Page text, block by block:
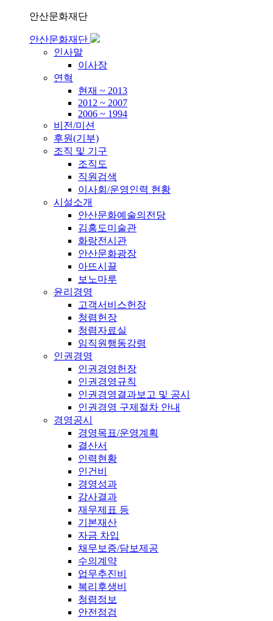
안산문화재단
안산문화재단
인사말
이사장
연혁
현재 ~ 2013
2012 ~ 2007
2006 ~ 1994
비전/미션
후원(기부)
조직 및 기구
조직도
직원검색
이사회/운영인력 현황
시설소개
안산문화예술의전당
김홍도미술관
화랑전시관
안산문화광장
아뜨시끌
보노마루
윤리경영
고객서비스헌장
청렴헌장
청렴자료실
임직원행동강령
인권경영
인권경영헌장
인권경영규칙
인권경영결과보고 및 공시
인권경영 구제절차 안내
경영공시
경영목표/운영계획
결산서
인력현황
인건비
경영성과
감사결과
재무제표 등
기본재산
자금 차입
채무보증/담보제공
수의계약
업무추진비
복리후생비
청렴정보
안전점검